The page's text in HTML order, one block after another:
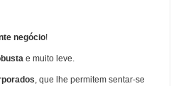
negócio!
e muito leve.
, que lhe permitem sentar-se